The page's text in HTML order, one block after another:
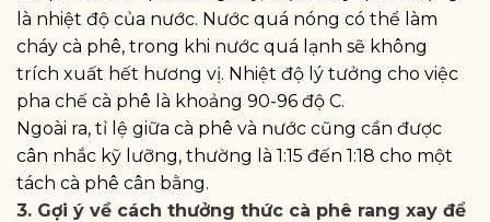
là nhiệt độ của nước. Nước quá nóng có thể làm
cháy cà phê, trong khi nước quá lạnh sẽ không
trích xuất hết hương vị. Nhiệt độ lý tưởng cho việc
pha chế cà phê là khoảng 90-96 độ C.
Ngoài ra, tỉ lệ giữa cà phê và nước cũng cần được
cân nhắc kỹ lưỡng, thường là 1:15 đến 1:18 cho một
tách cà phê cân bằng.
3. Gợi ý về cách thưởng thức cà phê rang xay để